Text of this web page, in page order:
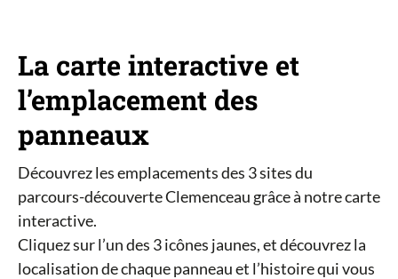
La carte interactive et
l’emplacement des
panneaux
Découvrez les emplacements des 3 sites du
parcours-découverte Clemenceau grâce à notre carte
interactive.
Cliquez sur l’un des 3 icônes jaunes, et découvrez la
localisation de chaque panneau et l’histoire qui vous